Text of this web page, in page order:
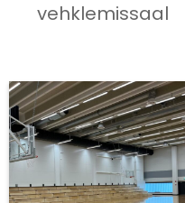
vehklemissaal